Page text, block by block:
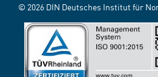
© 2026 DIN Deutsches Institut für